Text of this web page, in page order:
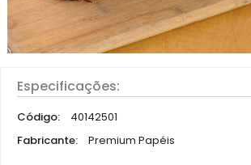
Especificações:
Código:
40142501
Fabricante:
Premium Papéis